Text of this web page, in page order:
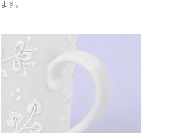
ます。